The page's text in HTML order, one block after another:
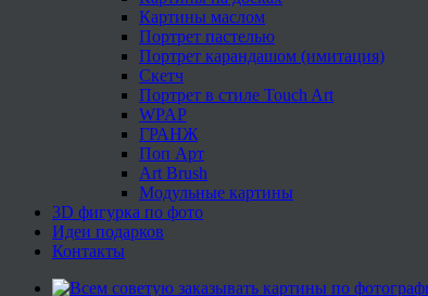
Картины маслом
Портрет пастелью
Портрет карандашом (имитация)
Скетч
Портрет в стиле Touch Art
WPAP
ГРАНЖ
Поп Арт
Art Brush
Модульные картины
3D фигурка по фото
Идеи подарков
Контакты